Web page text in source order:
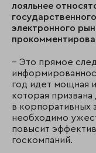
лояльнее
электронного
– Это прямое
год идет мощная
которая
в корпоративных
необходимо
повысит
госкомпаний.